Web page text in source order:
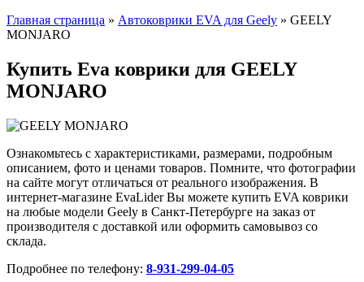
Главная страница » Автоковрики EVA для Geely » GEELY
MONJARO
Купить Eva коврики для GEELY
MONJARO
Ознакомьтесь с характеристиками, размерами, подробным
описанием, фото и ценами товаров. Помните, что фотографии
на сайте могут отличаться от реального изображения. В
интернет-магазине EvaLider Вы можете купить EVA коврики
на любые модели Geely в Санкт-Петербурге на заказ от
производителя с доставкой или оформить самовывоз со
склада.
Подробнее по телефону: 8-931-299-04-05